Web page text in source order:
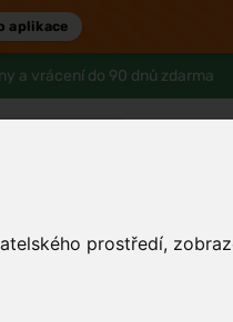
prostředí,
aplikace
a vrácení do 90 dnů zdarma
Zdraví